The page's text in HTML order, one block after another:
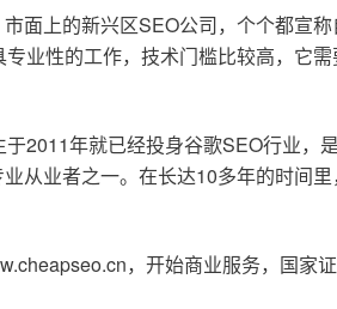
面上的新兴区SEO公司，个个都宣
业性的工作，技术门槛比较高，它
2011年就已经投身谷歌SEO行业
从业者之一。在长达10多年的时间
，开始商业服务，国家证